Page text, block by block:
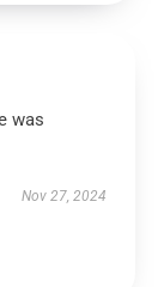
was
Nov 27, 2024